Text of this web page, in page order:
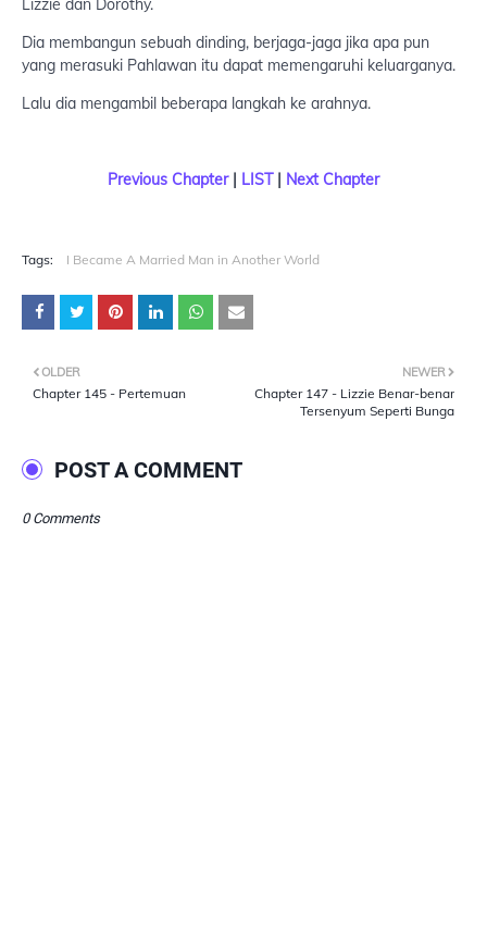
Lizzie dan Dorothy.
Dia membangun sebuah dinding, berjaga-jaga jika apa pun
yang merasuki Pahlawan itu dapat memengaruhi keluarganya.
Lalu dia mengambil beberapa langkah ke arahnya.
Previous Chapter| LIST Next Chapter
Tags: I Became A Married Man in Another World
NEWER
Chapter 147 - Lizzie Benar-benar
Tersenyum Seperti Bunga
OLDER
Chapter 145 - Pertemuan
POST A COMMENT
0 Comments